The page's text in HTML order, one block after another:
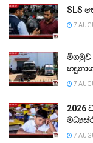
SLS
7
මීගමුව
7
2026
7